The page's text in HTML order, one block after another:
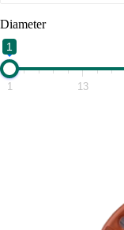
Diameter
1
1 13